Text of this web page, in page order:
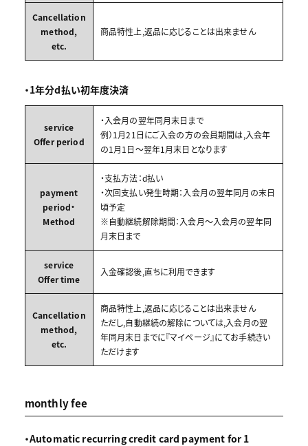
Cancellation
method,
etc.
商品特性上,返品に応じることは出来ません
・1年分d払い初年度決済
service
Offer period
・入会月の翌年同月末日まで
例）1月21日にご入会の方の会員期間は,入会年
の1月1日～翌年1月末日となります
payment
period・
Method
・支払方法：d払い
・次回支払い発生時期：入会月の翌年同月の末日
頃予定
※自動継続解除期間：入会月～入会月の翌年同
月末日まで
service
Offer time
入金確認後,直ちに利用できます
Cancellation
method,
etc.
商品特性上,返品に応じることは出来ません
ただし,自動継続の解除については,入会月の翌
年同月末日までに『マイページ』にてお手続きい
ただけます
monthly fee
・Automatic recurring credit card payment for 1